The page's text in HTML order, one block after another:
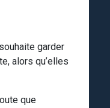
garder
alors qu’elles
que